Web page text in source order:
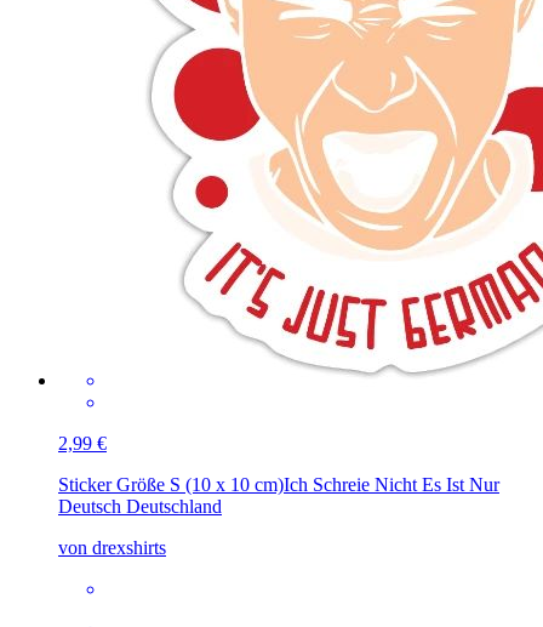
2,99 €
Sticker Größe S (10 x 10 cm)Ich Schreie Nicht Es Ist Nur
Deutsch Deutschland
von drexshirts